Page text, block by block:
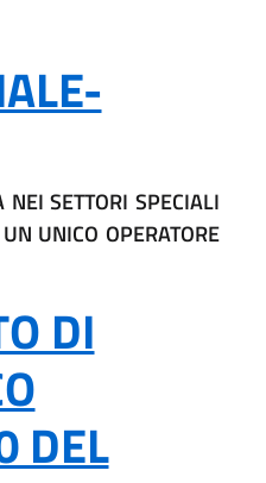
SETTORI SPECIALI
UNICO OPERATORE
DI
DEL